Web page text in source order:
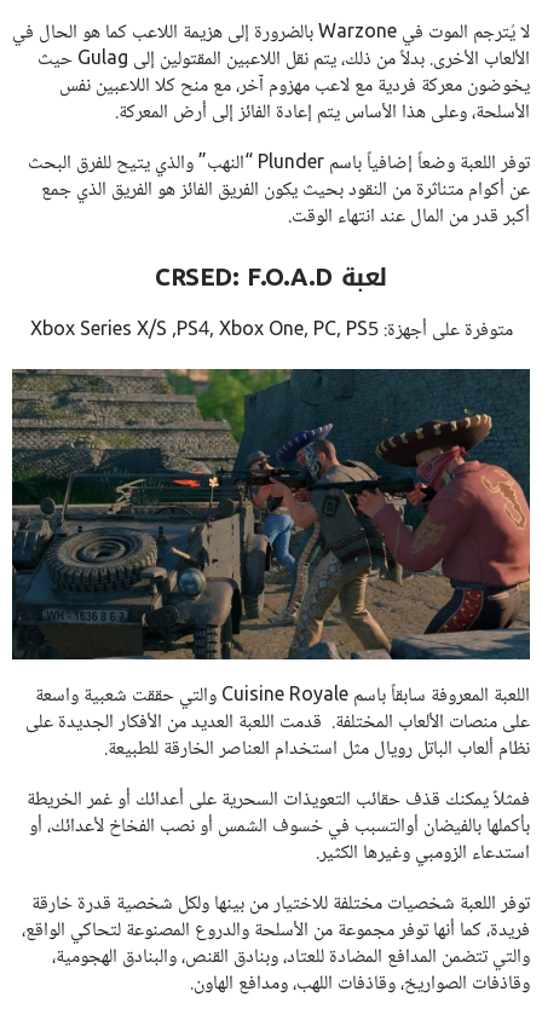
لا يُترجم الموت في Warzone بالضرورة إلى هزيمة اللاعب كما هو الحال في
الألعاب الأخرى. بدلاً من ذلك، يتم نقل اللاعبين المقتولين إلى Gulag حيث
يخوضون معركة فردية مع لاعب مهزوم آخر، مع منح كلا اللاعبين نفس
الأسلحة، وعلى هذا الأساس يتم إعادة الفائز إلى أرض المعركة.
توفر اللعبة وضعاً إضافياً باسم Plunder “النهب” والذي يتيح للفرق البحث
عن أكوام متناثرة من النقود بحيث يكون الفريق الفائز هو الفريق الذي جمع
أكبر قدر من المال عند انتهاء الوقت.
لعبة CRSED: F.O.A.D
متوفرة على أجهزة: Xbox Series X/S ,PS4, Xbox One, PC, PS5
اللعبة المعروفة سابقاً باسم Cuisine Royale والتي حققت شعبية واسعة
على منصات الألعاب المختلفة. قدمت اللعبة العديد من الأفكار الجديدة على
نظام ألعاب الباتل رويال مثل استخدام العناصر الخارقة للطبيعة.
فمثلاً يمكنك قذف حقائب التعويذات السحرية على أعدائك أو غمر الخريطة
بأكملها بالفيضان أوالتسبب في خسوف الشمس أو نصب الفخاخ لأعدائك، أو
استدعاء الزومبي وغيرها الكثير.
توفر اللعبة شخصيات مختلفة للاختيار من بينها ولكل شخصية قدرة خارقة
فريدة، كما أنها توفر مجموعة من الأسلحة والدروع المصنوعة لتحاكي الواقع،
والتي تتضمن المدافع المضادة للعتاد، وبنادق القنص، والبنادق الهجومية،
وقاذفات الصواريخ، وقاذفات اللهب، ومدافع الهاون.